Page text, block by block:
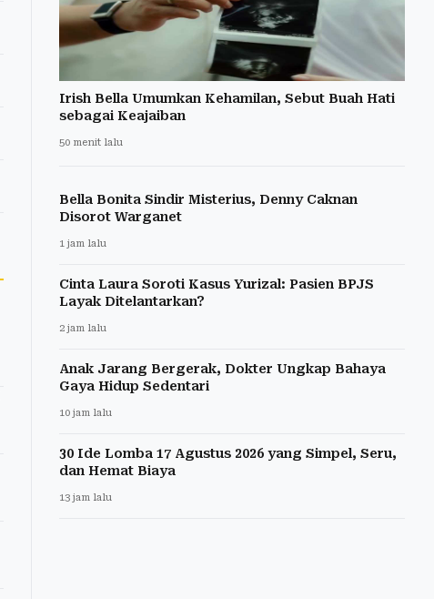
Irish Bella Umumkan Kehamilan, Sebut Buah Hati
sebagai Keajaiban
50 menit lalu
Bella Bonita Sindir Misterius, Denny Caknan
Disorot Warganet
1 jam lalu
Cinta Laura Soroti Kasus Yurizal: Pasien BPJS
Layak Ditelantarkan?
2 jam lalu
Anak Jarang Bergerak, Dokter Ungkap Bahaya
Gaya Hidup Sedentari
10 jam lalu
30 Ide Lomba 17 Agustus 2026 yang Simpel, Seru,
dan Hemat Biaya
13 jam lalu